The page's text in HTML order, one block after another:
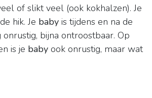
of slikt veel (ook kokhalzen). Je
hik. Je baby is tijdens en na de
bijna ontroostbaar. Op
is je baby ook onrustig, maar wat